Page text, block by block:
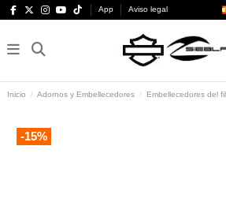
App Aviso legal
Inicio Adornos y Embellecedores Embellecedores del
-15%